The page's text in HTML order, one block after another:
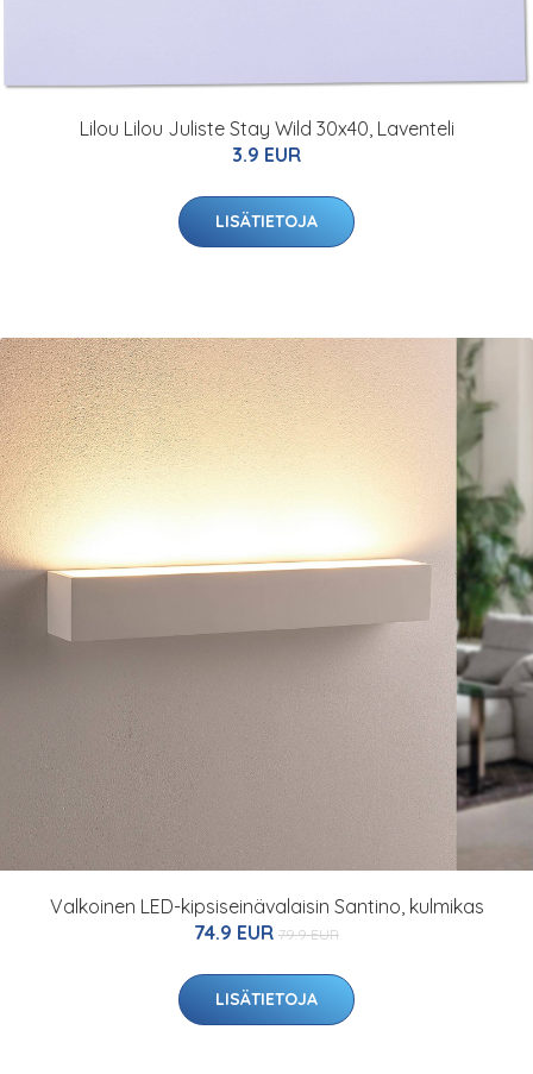
Lilou Lilou Juliste Stay Wild 30x40, Laventeli
3.9 EUR
LISÄTIETOJA
Valkoinen LED-kipsiseinävalaisin Santino, kulmikas
74.9 EUR 79.9 EUR
LISÄTIETOJA